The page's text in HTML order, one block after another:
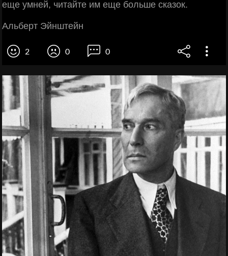
еще умней, читайте им еще больше сказок.
Альберт Эйнштейн
2 0 0